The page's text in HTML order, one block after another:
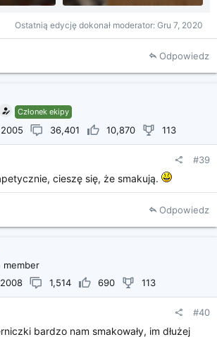
Ostatnią edycję dokonał moderator: Gru 7, 2020
Odpowiedz
Członek ekipy
36,401 10,870 113
#39
cieszę się, że smakują.
Odpowiedz
member
2008
1,514 690 113
#40
bardzo nam smakowały, im dłużej